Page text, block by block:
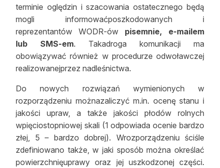
terminie oględzin i szacowania ostatecznego będą
mogli informowaćposzkodowanych i
reprezentantów WODR-ów pisemnie, e-mailem
lub SMS-em. Takadroga komunikacji ma
obowiązywać również w procedurze odwoławczej
realizowanejprzez nadleśnictwa.
Do nowych rozwiązań wymienionych w
rozporządzeniu możnazaliczyć m.in. ocenę stanu i
jakości upraw, a także jakości płodów rolnych
wpięciostopniowej skali (1 odpowiada ocenie bardzo
złej, 5 – bardzo dobrej). Wrozporządzeniu ściśle
zdefiniowano także, w jaki sposób można określać
powierzchnięuprawy oraz jej uszkodzonej części.